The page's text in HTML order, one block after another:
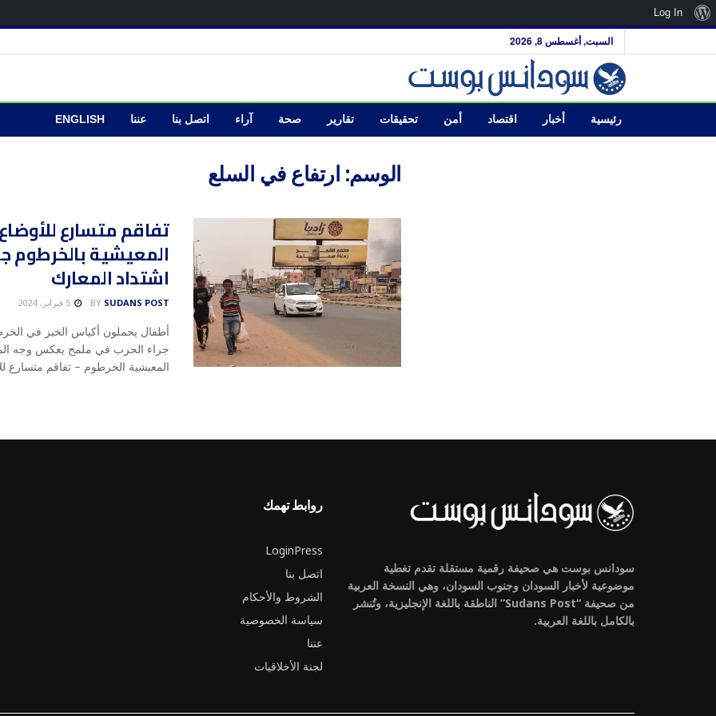
السبت, أغسطس 8, 2026
رئيسية أخبار اقتصاد أمن تحقيقات تقارير صحة آراء اتصل بنا عننا ENGLISH
الوسم: ارتفاع في السلع
تفاقم متسارع للأوضاع
المعيشية بالخرطوم
اشتداد المعارك
BY SUDANS POST 5 فبراير، 2024
أطفال يحملون أكياس الخبز في
جراء الحرب في ملمح يعكس وجه
المعيشية الخرطوم – تفاقم متسارع
سودانس بوست هي صحيفة رقمية مستقلة تقدم تغطية
موضوعية لأخبار السودان وجنوب السودان، وهي النسخة العربية
من صحيفة “Sudans Post” الناطقة باللغة الإنجليزية، وتُنشر
بالكامل باللغة العربية.
روابط تهمك
LoginPress
اتصل بنا
الشروط والأحكام
سياسة الخصوصية
عننا
لجنة الأخلاقيات
نبذةLog In